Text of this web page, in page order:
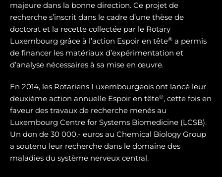
majeure dans la bonne direction. Ce projet de
recherche s’inscrit dans le cadre d’une thèse de
doctorat et la recette collectée par le Rotary
Luxembourg grâce à l’action Espoir en tête® a permis
de financer les matériaux d’expérimentation et
d’analyse nécessaires à sa mise en œuvre.
En 2014, les Rotariens Luxembourgeois ont lancé leur
deuxième action annuelle Espoir en tête®, cette fois en
faveur des travaux de recherche menés au
Luxembourg Centre for Systems Biomedicine (LCSB).
Un don de 30 000,- euros au Chemical Biology Group
a soutenu leur recherche dans le domaine des
maladies du système nerveux central.